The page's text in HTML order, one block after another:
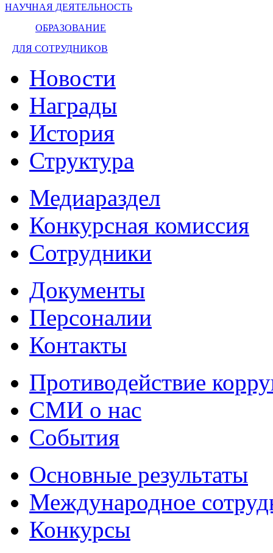
НАУЧНАЯ ДЕЯТЕЛЬНОСТЬ
ОБРАЗОВАНИЕ
ДЛЯ СОТРУДНИКОВ
Новости
Награды
История
Структура
Медиараздел
Конкурсная комиссия
Сотрудники
Документы
Персоналии
Контакты
Противодействие
СМИ о нас
События
Основные результаты
Международное
Конкурсы